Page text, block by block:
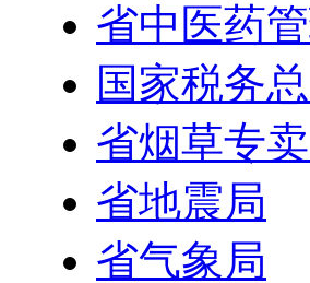
省中医药
国家税务
省烟草专
省地震局
省气象局